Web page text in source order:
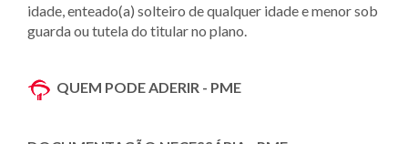
idade, enteado(a) solteiro de qualquer idade e menor sob
guarda ou tutela do titular no plano.
QUEM PODE ADERIR - PME